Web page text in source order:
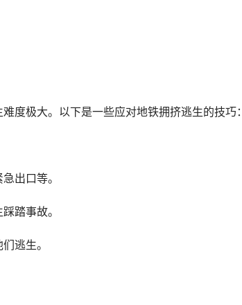
度极大。以下是一些应对地铁拥挤逃生的技巧：
出口等。
踏事故。
逃生。